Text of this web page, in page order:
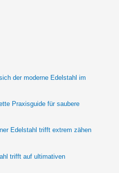
der moderne Edelstahl im
Praxisguide für saubere
Edelstahl trifft extrem zähen
trifft auf ultimativen